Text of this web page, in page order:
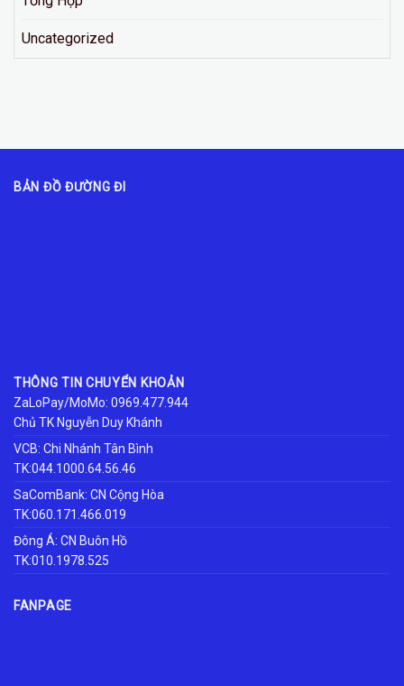
Uncategorized
BẢN ĐỒ ĐƯỜNG ĐI
THÔNG TIN CHUYỂN KHOẢN
ZaLoPay/MoMo: 0969.477.944
Chủ TK Nguyễn Duy Khánh
VCB: Chi Nhánh Tân Bình
TK:044.1000.64.56.46
SaComBank: CN Cộng Hòa
TK:060.171.466.019
Đông Á: CN Buôn Hồ
TK:010.1978.525
FANPAGE